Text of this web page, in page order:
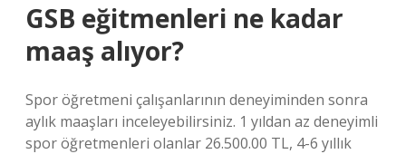
GSB eğitmenleri ne kadar
maaş alıyor?
Spor öğretmeni çalışanlarının deneyiminden sonra
aylık maaşları inceleyebilirsiniz. 1 yıldan az deneyimli
spor öğretmenleri olanlar 26.500.00 TL, 4-6 yıllık